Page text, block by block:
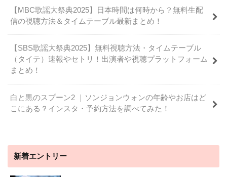
【MBC歌謡大祭典2025】日本時間は何時から？無料生配
信の視聴方法＆タイムテーブル最新まとめ！
【SBS歌謡大祭典2025】無料視聴方法・タイムテーブル
（タイテ）速報やセトリ！出演者や視聴プラットフォーム
まとめ！
白と黒のスプーン2 ｜ソンジョンウォンの年齢やお店はど
こにある？インスタ・予約方法を調べてみた！
新着エントリー